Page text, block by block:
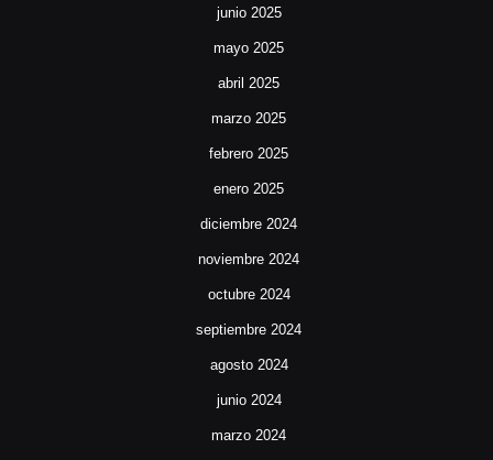
junio 2025
mayo 2025
abril 2025
marzo 2025
febrero 2025
enero 2025
diciembre 2024
noviembre 2024
octubre 2024
septiembre 2024
agosto 2024
junio 2024
marzo 2024